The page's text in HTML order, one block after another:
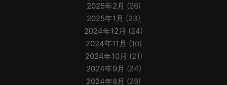
2025年2月 (26)
2025年1月 (23)
2024年12月 (24)
2024年11月 (10)
2024年10月 (21)
2024年9月 (24)
2024年8月 (29)